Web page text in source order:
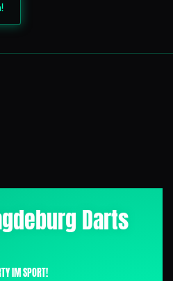
IM SPORT!
Darts